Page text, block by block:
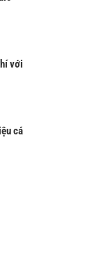
với
cá